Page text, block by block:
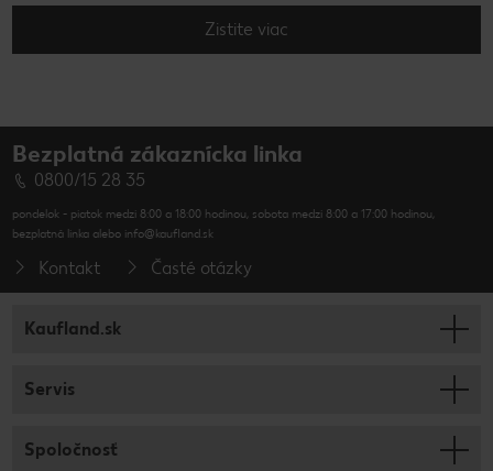
Zistite viac
Bezplatná zákaznícka linka
0800/15 28 35
pondelok - piatok medzi 8:00 a 18:00 hodinou, sobota medzi 8:00 a 17:00 hodinou,
bezplatná linka alebo info@kaufland.sk
Kontakt Časté otázky
Kaufland.sk
Servis
Spoločnosť